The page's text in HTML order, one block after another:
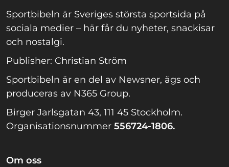
Sportbibeln är Sveriges största sportsida på
sociala medier – här får du nyheter, snackisar
och nostalgi.
Publisher: Christian Ström
Sportbibeln är en del av Newsner, ägs och
produceras av N365 Group.
Birger Jarlsgatan 43, 111 45 Stockholm.
Organisationsnummer 556724-1806.
Om oss